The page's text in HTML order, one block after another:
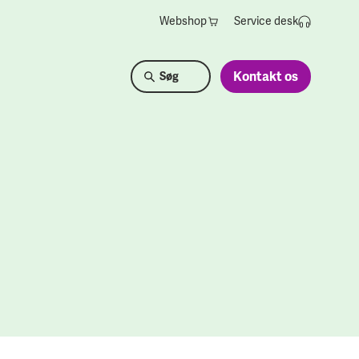
Webshop Service desk
Kontakt os